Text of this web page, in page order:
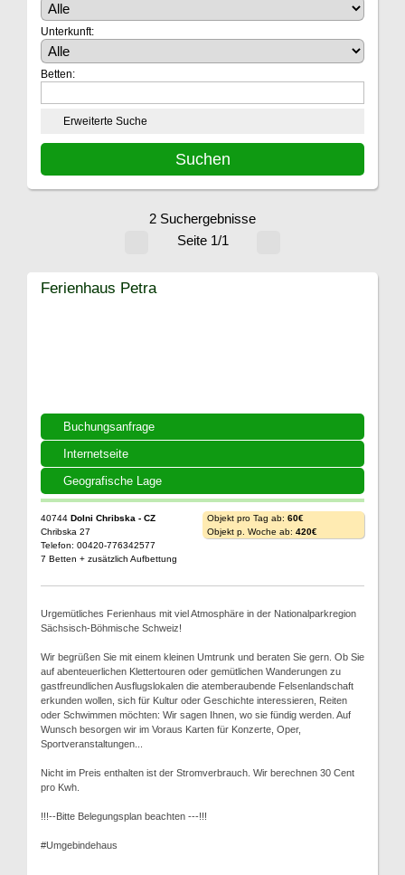
Unterkunft:
Betten:
Erweiterte Suche
2 Suchergebnisse
Seite 1/1
Buchungsanfrage
Internetseite
Geografische Lage
Ferienhaus Petra
40744 Dolni Chribska - CZ
Chribska 27
Telefon: 00420-776342577
7 Betten + zusätzlich Aufbettung
Objekt pro Tag ab: 60€
Objekt p. Woche ab: 420€
Urgemütliches Ferienhaus mit viel Atmosphäre in der Nationalparkregion
Sächsisch-Böhmische Schweiz!
Wir begrüßen Sie mit einem kleinen Umtrunk und beraten Sie gern. Ob Sie
auf abenteuerlichen Klettertouren oder gemütlichen Wanderungen zu
gastfreundlichen Ausflugslokalen die atemberaubende Felsenlandschaft
erkunden wollen, sich für Kultur oder Geschichte interessieren, Reiten
oder Schwimmen möchten: Wir sagen Ihnen, wo sie fündig werden. Auf
Wunsch besorgen wir im Voraus Karten für Konzerte, Oper,
Sportveranstaltungen...
Nicht im Preis enthalten ist der Stromverbrauch. Wir berechnen 30 Cent
pro Kwh.
!!!--Bitte Belegungsplan beachten ---!!!
#Umgebindehaus